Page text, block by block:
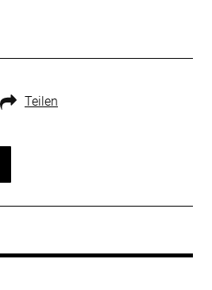
Teilen